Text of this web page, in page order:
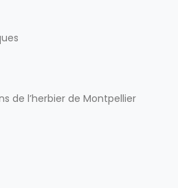
de l’herbier de Montpellier